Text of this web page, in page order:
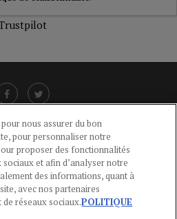
-POLITIQUE DES COOKIES
LÉGALES -AIDE
CONTACT
nous assurer du bon
pour personnaliser notre
proposer des fonctionnalités
et afin d’analyser notre
des informations, quant à
avec nos partenaires
réseaux sociaux.POLITIQUE